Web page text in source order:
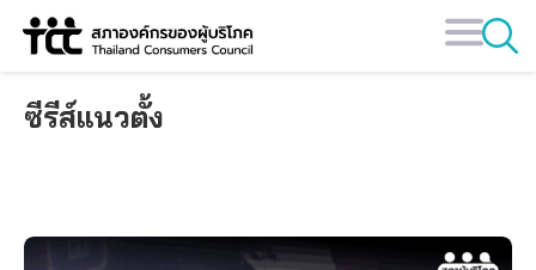
Skip
ซีรีส์แนวตั้ง